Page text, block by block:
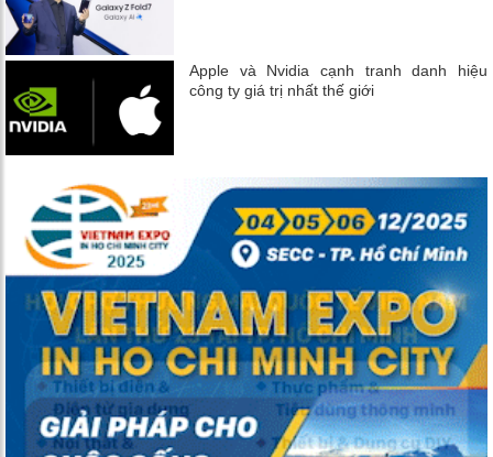
Apple và Nvidia cạnh tranh danh hiệu
công ty giá trị nhất thế giới